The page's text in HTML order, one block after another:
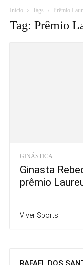
Início Tags Prêmio
Tag: Prêmio
GINÁSTICA
Ginasta
prêmio
Viver Sports